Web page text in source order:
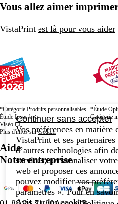
Vous allez aimer imprimer
VistaPrint est là pour vous aider
*Catégorie Produits personnalisables
Étude Ipsos bva
Viséo CI
Plus d'infos surescda.fr
*Étude
Catégorie
Aide
Notre entreprise
Continuer sans accepter
Vos préférences en matière
VistaPrint et ses
d’autres technologies afin
services, personnaliser
web et proposer des
pouvez modifier vos
paramètres ». Pour en
Avis sur les cookies.